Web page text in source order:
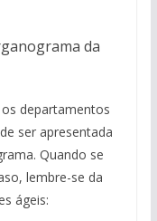
da
departamentos
ser apresentada
Quando se
lembre-se da
ágeis: